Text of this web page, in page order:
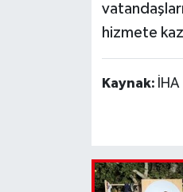
hizmete
Kaynak: İHA